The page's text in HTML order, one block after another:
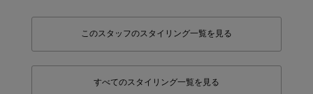
このスタッフのスタイリング一覧を見る
すべてのスタイリング一覧を見る